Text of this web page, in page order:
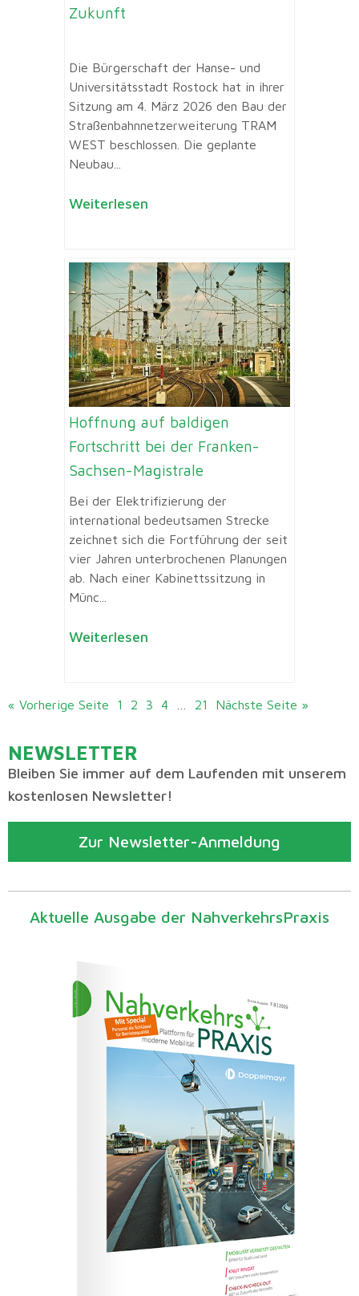
Zukunft
Die Bürgerschaft der Hanse- und
Universitätsstadt Rostock hat in ihrer
Sitzung am 4. März 2026 den Bau der
Straßenbahnnetzerweiterung TRAM
WEST beschlossen. Die geplante
Neubau...
Weiterlesen
Hoffnung auf baldigen
Fortschritt bei der Franken-
Sachsen-Magistrale
Bei der Elektrifizierung der
international bedeutsamen Strecke
zeichnet sich die Fortführung der seit
vier Jahren unterbrochenen Planungen
ab. Nach einer Kabinettssitzung in
Münc...
Weiterlesen
« Vorherige Seite 1 2 3 4 21 Nächste Seite »
NEWSLETTER
Bleiben Sie immer auf dem Laufenden mit unserem
kostenlosen Newsletter!
Zur Newsletter-Anmeldung
Aktuelle Ausgabe der NahverkehrsPraxis